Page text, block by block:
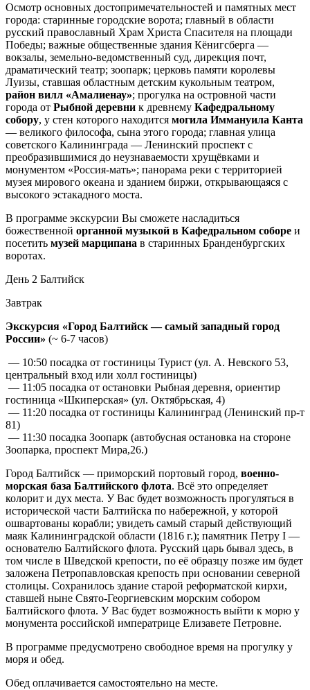
Осмотр основных достопримечательностей и памятных мест
города: старинные городские ворота; главный в области
русский православный Храм Христа Спасителя на площади
Победы; важные общественные здания Кёнигсберга —
вокзалы, земельно-ведомственный суд, дирекция почт,
драматический театр; зоопарк; церковь памяти королевы
Луизы, ставшая областным детским кукольным театром,
район вилл «Амалиенау»; прогулка на островной части
города от Рыбной деревни к древнему Кафедральному
собору, у стен которого находится могила Иммануила Канта
— великого философа, сына этого города; главная улица
советского Калининграда — Ленинский проспект с
преобразившимися до неузнаваемости хрущёвками и
монументом «Россия-мать»; панорама реки с территорией
музея мирового океана и зданием биржи, открывающаяся с
высокого эстакадного моста.
В программе экскурсии Вы сможете насладиться
божественной органной музыкой в Кафедральном соборе и
посетить музей марципана в старинных Бранденбургских
воротах.
День 2 Балтийск
Завтрак
Экскурсия «Город Балтийск — самый западный город
России» (~ 6-7 часов)
— 10:50 посадка от гостиницы Турист (ул. А. Невского 53,
центральный вход или холл гостиницы)
— 11:05 посадка от остановки Рыбная деревня, ориентир
гостиница «Шкиперская» (ул. Октябрьская, 4)
— 11:20 посадка от гостиницы Калининград (Ленинский пр-т
81)
— 11:30 посадка Зоопарк (автобусная остановка на стороне
Зоопарка, проспект Мира,26.)
Город Балтийск — приморский портовый город, военно-
морская база Балтийского флота. Всё это определяет
колорит и дух места. У Вас будет возможность прогуляться в
исторической части Балтийска по набережной, у которой
ошвартованы корабли; увидеть самый старый действующий
маяк Калининградской области (1816 г.); памятник Петру I —
основателю Балтийского флота. Русский царь бывал здесь, в
том числе в Шведской крепости, по её образцу позже им будет
заложена Петропавловская крепость при основании северной
столицы. Сохранилось здание старой реформатской кирхи,
ставшей ныне Свято-Георгиевским морским собором
Балтийского флота. У Вас будет возможность выйти к морю у
монумента российской императрице Елизавете Петровне.
В программе предусмотрено свободное время на прогулку у
моря и обед.
Обед оплачивается самостоятельно на месте.